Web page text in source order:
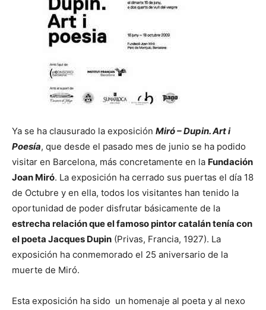
Ya se ha clausurado la exposición Miró – Dupin. Art i
Poesía, que desde el pasado mes de junio se ha podido
visitar en Barcelona, más concretamente en la Fundación
Joan Miró. La exposición ha cerrado sus puertas el día 18
de Octubre y en ella, todos los visitantes han tenido la
oportunidad de poder disfrutar básicamente de la
estrecha relación que el famoso pintor catalán tenía con
el poeta Jacques Dupin (Privas, Francia, 1927). La
exposición ha conmemorado el 25 aniversario de la
muerte de Miró.
Esta exposición ha sido un homenaje al poeta y al nexo